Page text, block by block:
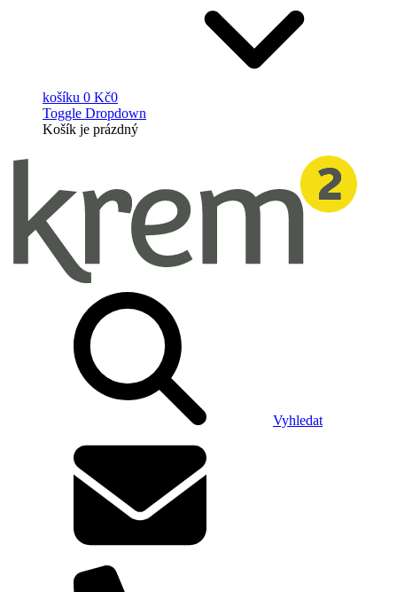
košíku 0 Kč0
Toggle Dropdown
Košík je prázdný
Vyhledat